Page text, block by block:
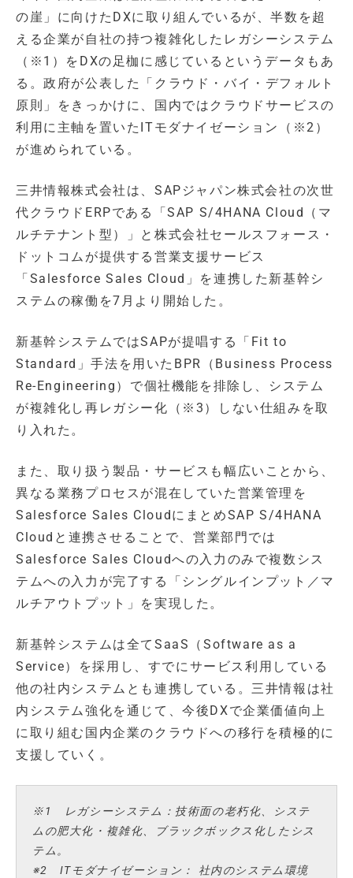
の崖」に向けたDXに取り組んでいるが、半数を超
える企業が自社の持つ複雑化したレガシーシステム
（※1）をDXの足枷に感じているというデータもあ
る。政府が公表した「クラウド・バイ・デフォルト
原則」をきっかけに、国内ではクラウドサービスの
利用に主軸を置いたITモダナイゼーション（※2）
が進められている。
三井情報株式会社は、SAPジャパン株式会社の次世
代クラウドERPである「SAP S/4HANA Cloud（マ
ルチテナント型）」と株式会社セールスフォース・
ドットコムが提供する営業支援サービス
「Salesforce Sales Cloud」を連携した新基幹シ
ステムの稼働を7月より開始した。
新基幹システムではSAPが提唱する「Fit to
Standard」手法を用いたBPR（Business Process
Re-Engineering）で個社機能を排除し、システム
が複雑化し再レガシー化（※3）しない仕組みを取
り入れた。
また、取り扱う製品・サービスも幅広いことから、
異なる業務プロセスが混在していた営業管理を
Salesforce Sales CloudにまとめSAP S/4HANA
Cloudと連携させることで、営業部門では
Salesforce Sales Cloudへの入力のみで複数シス
テムへの入力が完了する「シングルインプット／マ
ルチアウトプット」を実現した。
新基幹システムは全てSaaS（Software as a
Service）を採用し、すでにサービス利用している
他の社内システムとも連携している。三井情報は社
内システム強化を通じて、今後DXで企業価値向上
に取り組む国内企業のクラウドへの移行を積極的に
支援していく。
※1 レガシーシステム：技術面の老朽化、システ
ムの肥大化・複雑化、ブラックボックス化したシス
テム。
※2 ITモダナイゼーション： 社内のシステム環境